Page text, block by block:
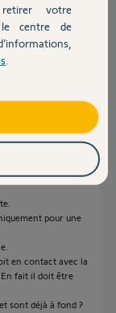
pour une
en contact avec la
fait il doit être
sont déjà à fond ?
votre
centre de